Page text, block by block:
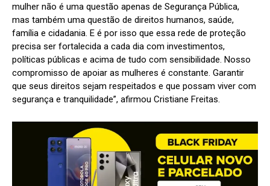
mulher não é uma questão apenas de Segurança Pública,
mas também uma questão de direitos humanos, saúde,
família e cidadania. E é por isso que essa rede de proteção
precisa ser fortalecida a cada dia com investimentos,
políticas públicas e acima de tudo com sensibilidade. Nosso
compromisso de apoiar as mulheres é constante. Garantir
que seus direitos sejam respeitados e que possam viver com
segurança e tranquilidade”, afirmou Cristiane Freitas.